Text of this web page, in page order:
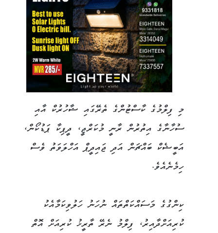
މި ފިލްމުގެ ކާސްޓުންގެ ތެރޭގައި ޝާހުރުކް އާއި
ސުހާނާގެ އިތުރުން ރާނީ މުކަރްޖީ، ދީޕިކާ ޕަޑުކޯން،
އަބީޝެކް ބައްޗަން އަދި ޖައިދީޕް އަހްލަވަތު ވެސް
ހިމެނެއެވެ.
ކިންގުގެ މަސައްކަތްތައް ނުހަނު ހަލުވިކަމާއެކު
ކުރިއަށްދާއިރު، ފިލްމު ނެރޭ ތާރީޚު ކުރިއަށް އޮތް